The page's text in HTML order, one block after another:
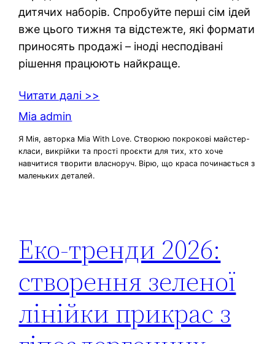
дитячих наборів. Спробуйте перші сім ідей
вже цього тижня та відстежте, які формати
приносять продажі – іноді несподівані
рішення працюють найкраще.
Читати далі >>
Mia admin
Я Мія, авторка Mia With Love. Створюю покрокові майстер-
класи, викрійки та прості проєкти для тих, хто хоче
навчитися творити власноруч. Вірю, що краса починається з
маленьких деталей.
Еко-тренди 2026:
створення зеленої
лінійки прикрас з